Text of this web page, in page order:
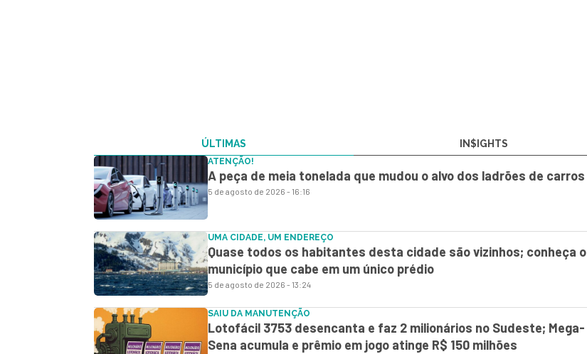
ÚLTIMAS IN$IGHTS
ATENÇÃO!
A peça de meia tonelada que mudou o alvo dos ladrões de carros
5 de agosto de 2026 - 16:16
UMA CIDADE, UM ENDEREÇO
Quase todos os habitantes desta cidade são vizinhos; conheça o
município que cabe em um único prédio
5 de agosto de 2026 - 13:24
SAIU DA MANUTENÇÃO
Lotofácil 3753 desencanta e faz 2 milionários no Sudeste; Mega-
Sena acumula e prêmio em jogo atinge R$ 150 milhões